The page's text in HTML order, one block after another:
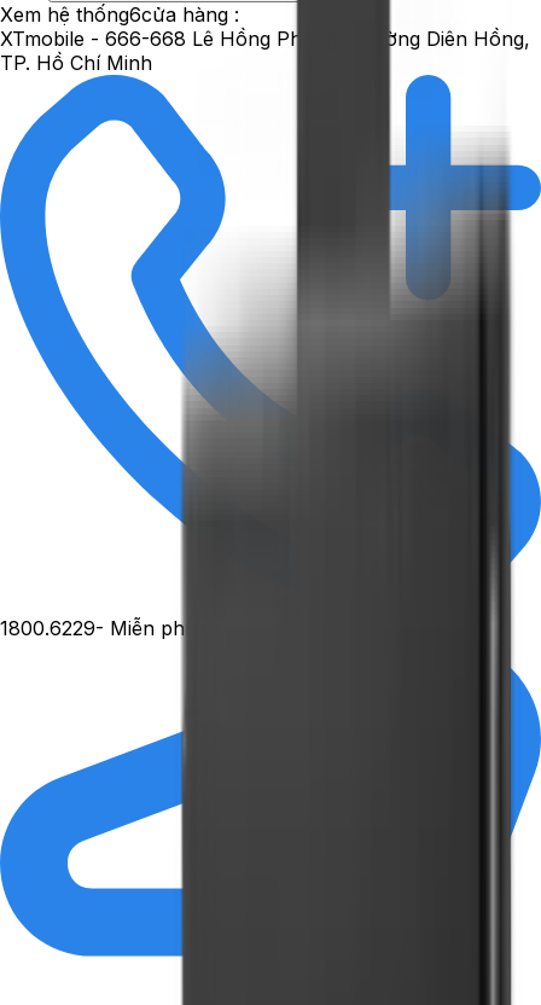
Xem hệ thống6cửa hàng :
XTmobile - 666-668 Lê Hồng Phong, phường Diên Hồng,
TP. Hồ Chí Minh
1800.6229- Miễn phí